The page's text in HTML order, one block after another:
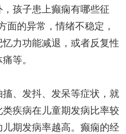
孩子患上癫痫有哪些征
面的异常，情绪不稳定，
力功能减退，或者反复性
等。
、发抖、发呆等症状，就
疾病在儿童期发病比率较
期发病率越高。癫痫的经